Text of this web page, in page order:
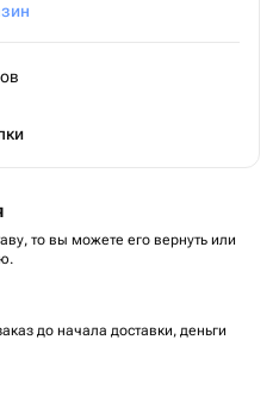
то вы можете его вернуть или
до начала доставки, деньги